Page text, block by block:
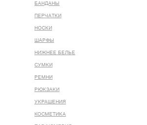
БАНДАНЫ
ПЕРЧАТКИ
НОСКИ
ШАРФЫ
НИЖНЕЕ БЕЛЬЕ
СУМКИ
РЕМНИ
РЮКЗАКИ
УКРАШЕНИЯ
КОСМЕТИКА